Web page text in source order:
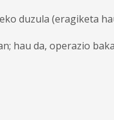
duzula (eragiketa
hau da, operazio